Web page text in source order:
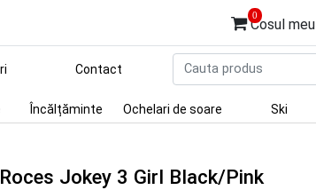
0
Cosul meu
Contact
Încălțăminte Ochelari de soare Ski
Jokey 3 Girl Black/Pink